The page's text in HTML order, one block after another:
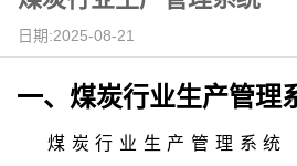
日期:2025-08-21
一、 煤炭行业生产管理
煤炭行业生产管理系统（